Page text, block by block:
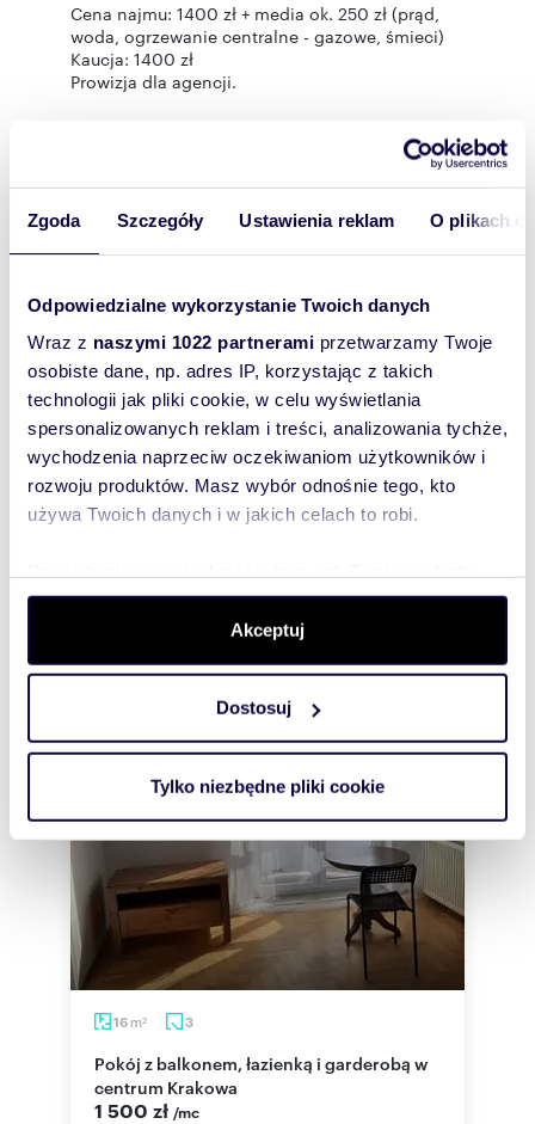
Zgoda Szczegóły Ustawienia reklam O plikach
Odpowiedzialne wykorzystanie Twoich danych
Wraz z naszymi 1022 partnerami przetwarzamy Twoje
osobiste dane, np. adres IP, korzystając z takich
technologii jak pliki cookie, w celu wyświetlania
spersonalizowanych reklam i treści, analizowania tychże,
wychodzenia naprzeciw oczekiwaniom użytkowników i
rozwoju produktów. Masz wybór odnośnie tego, kto
używa Twoich danych i w jakich celach to robi.
dane są przetwarzane oraz ustaw własne preferencje w
. W Deklaracji plików cookie możesz
zmienić lub wycofać swoją zgodę w dowolnej chwili.
Wykorzystujemy pliki cookie do spersonalizowania treści
i reklam, aby oferować funkcje społecznościowe i
korzystasz z naszej witryny, udostępniamy partnerom
Partnerzy mogą połączyć te informacje z innymi danymi
otrzymanymi od Ciebie lub uzyskanymi podczas
korzystania z ich usług.
Akceptuj
Dostosuj
Tylko niezbędne pliki cookie
Cena najmu: 1400 zł + media ok. 250 zł (prąd,
woda, ogrzewanie centralne - gazowe, śmieci)
Kaucja: 1400 zł
Prowizja dla agencji.
biurem pośrednictwa Locart (nr licencji: 12890)
Ogłoszenie nie stanowi oferty handlowej w
innych właściwych przepisów prawnych.
Rozwiń opis
Pokój: na wynajem
Liczba
pokoi:
2
Powierzchni
a całkowita:
20 m2
miejscowość:Krakówdzielnica:
Podobne oferty w tej lokalizacji
16 m2 3
Pokój z balkonem, łazienką i garderobą w
centrum Krakowa
1 500 zł /mc